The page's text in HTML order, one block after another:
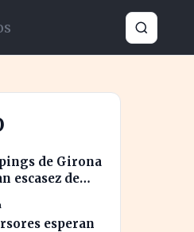
de Girona
escasez de
para
esperan